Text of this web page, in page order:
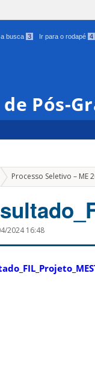
busca 3 Ir para o rodapé 4
Pós-
Processo Seletivo – ME
2024 16:48